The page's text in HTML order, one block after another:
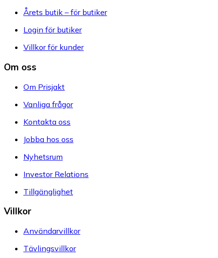
Årets butik – för butiker
Login för butiker
Villkor för kunder
Om oss
Om Prisjakt
Vanliga frågor
Kontakta oss
Jobba hos oss
Nyhetsrum
Investor Relations
Tillgänglighet
Villkor
Användarvillkor
Tävlingsvillkor